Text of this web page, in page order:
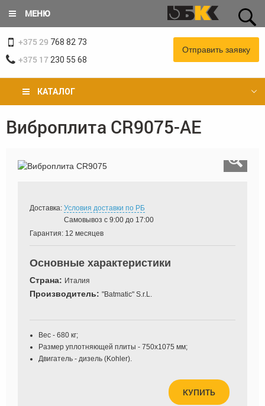
основному
содержанию
МЕНЮ
+375 29 768 82 73
+375 17 230 55 68
Отправить заявку
КАТАЛОГ
Вы
Виброплита CR9075-AE
Доставка: Условия доставки по РБ
Самовывоз с 9:00 до 17:00
Гарантия: 12 месяцев
Основные характеристики
Страна: Италия
Производитель: "Batmatic" S.r.L.
КУПИТЬ
Вес - 680 кг;
Размер уплотняющей плиты - 750x1075 мм;
Двигатель - дизель (Kohler).